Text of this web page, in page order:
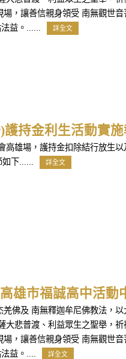
，讓善信親身領受 南無觀世
益。......
詳全文
護持金利生活動實
雄場，護持金扣除結行放生
下......
詳全文
雄市福誠高中活動
佛及 南無釋迦牟尼佛教法，
大悲普渡、利益眾生之聖舉，
，讓善信親身領受 南無觀世
益。....
詳全文